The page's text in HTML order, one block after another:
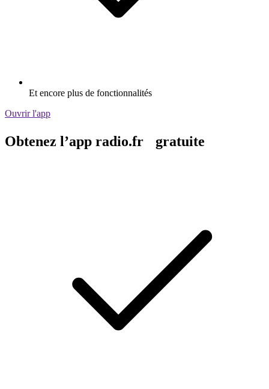
Et encore plus de fonctionnalités
Ouvrir l'app
Obtenez l’app radio.fr gratuite